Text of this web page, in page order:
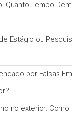
Quanto Tempo
Estágio ou
por Falsas
no exterior: Como